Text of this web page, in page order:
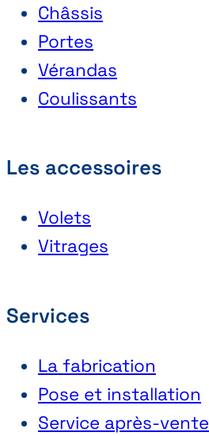
Châssis
Portes
Vérandas
Coulissants
Les accessoires
Volets
Vitrages
Services
La fabrication
Pose et installation
Service après-vente